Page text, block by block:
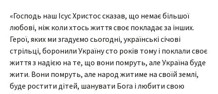
«Господь наш Ісус Христос сказав, що немає більшої
любові, ніж коли хтось життя своє покладає за інших.
Герої, яких ми згадуємо сьогодні, українські січові
стрільці, боронили Україну сто років тому і поклали своє
життя з надією на те, що вони помруть, але Україна буде
жити. Вони помруть, але народ житиме на своїй землі,
буде ростити дітей, шанувати Бога і любити свою